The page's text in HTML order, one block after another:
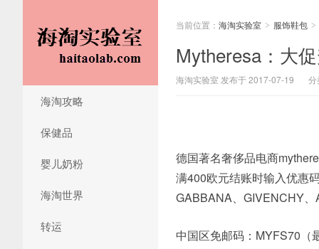
海淘攻略
保健品
婴儿奶粉
海淘世界
转运
当前位置： 海淘实验室 > 服饰鞋包 >
Mytheresa：大
海淘实验室 发布于 2017-07-19 分
德国著名奢侈品电商
满400欧元结账时输入优惠
GABBANA、GIVENCHY
中国区免邮码：MYFS70（